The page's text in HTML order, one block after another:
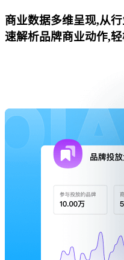
商业数据多维呈现,从
速解析品牌商业动作,轻